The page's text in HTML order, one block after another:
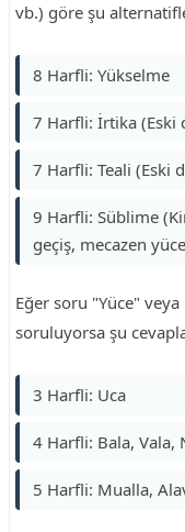
vb.) göre şu
8 Harfli: Yükselme
7 Harfli: İrtika (Eski
7 Harfli: Teali (Eski
9 Harfli: Süblime
geçiş, mecazen
Eğer soru "Yüce"
soruluyorsa şu
3 Harfli: Uca
4 Harfli: Bala, Vala,
5 Harfli: Mualla,